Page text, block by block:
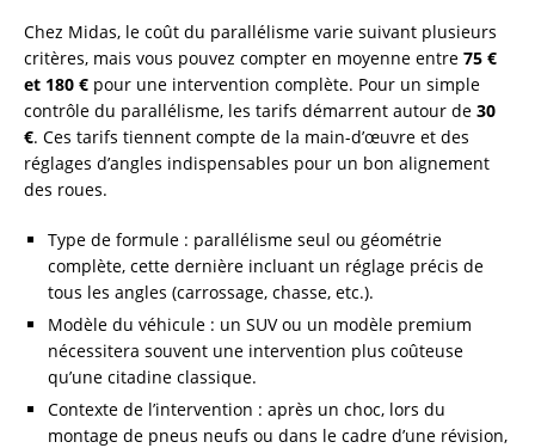
Chez Midas, le coût du parallélisme varie suivant plusieurs
critères, mais vous pouvez compter en moyenne entre 75 €
et 180 € pour une intervention complète. Pour un simple
contrôle du parallélisme, les tarifs démarrent autour de 30
€. Ces tarifs tiennent compte de la main-d’œuvre et des
réglages d’angles indispensables pour un bon alignement
des roues.
Type de formule : parallélisme seul ou géométrie
complète, cette dernière incluant un réglage précis de
tous les angles (carrossage, chasse, etc.).
Modèle du véhicule : un SUV ou un modèle premium
nécessitera souvent une intervention plus coûteuse
qu’une citadine classique.
Contexte de l’intervention : après un choc, lors du
montage de pneus neufs ou dans le cadre d’une révision,